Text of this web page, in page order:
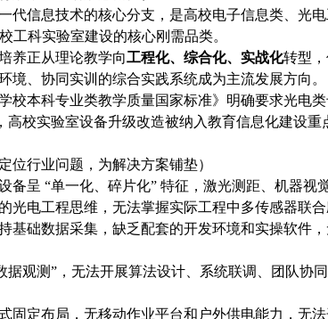
代信息技术的核心分支，是高校电子信息类、光
工科实验室建设的核心刚需品类。
养正从理论教学向工程化、综合化、实战化转型
境、协同实训的综合实践系统成为主流发展方向。
校本科专业类教学质量国家标准》明确要求光电
高校实验室设备升级改造被纳入教育信息化建设
位行业问题，为解决方案铺垫）
备呈 “单一化、碎片化” 特征，激光测距、机器视
光电工程思维，无法掌握实际工程中多传感器联
基础数据采集，缺乏配套的开发环境和实操软件
据观测”，无法开展算法设计、系统联调、团队协
固定布局，无移动作业平台和户外供电能力，无